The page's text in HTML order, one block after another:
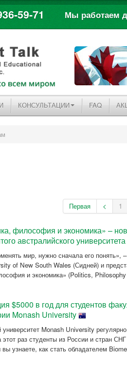
59-71 Мы работаем
КОНСУЛЬТАЦИИ FAQ
Первая < 1
философия и экономика» –
австралийского
мир, нужно сначала его понять»,
of New South Wales (Сидней) и
и экономика» (Politics,
$5000 в год для студентов
Monash University
Monash University
раз студенты из России и стран
вы узнаете, как стать обладателем